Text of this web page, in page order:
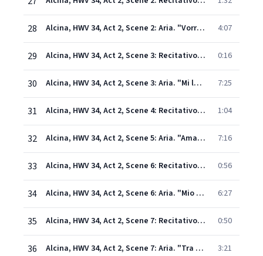
28 Alcina, HWV 34, Act 2, Scene 2: Aria. "Vorrei vendicarmi" (Bradamante) 4:07
29 Alcina, HWV 34, Act 2, Scene 3: Recitativo. "Chi scopre al mio pensiero" (Ruggiero) 0:16
30 Alcina, HWV 34, Act 2, Scene 3: Aria. "Mi lusinga il dolce affetto" (Ruggiero) 7:25
31 Alcina, HWV 34, Act 2, Scene 4: Recitativo. "S'acquieti il rio sospetto" - "E la tua pace" (Morgana, Alcina, Ruggiero) 1:04
32 Alcina, HWV 34, Act 2, Scene 5: Aria. "Ama, sospira" (Morgana) 7:16
33 Alcina, HWV 34, Act 2, Scene 6: Recitativo. "Non scorgo nel tuo viso" (Alcina, Ruggiero) 0:56
34 Alcina, HWV 34, Act 2, Scene 6: Aria. "Mio bel tesoro" (Ruggiero) 6:27
35 Alcina, HWV 34, Act 2, Scene 7: Recitativo. "Regina, io cerco in vano" (Oberto, Alcina) 0:50
36 Alcina, HWV 34, Act 2, Scene 7: Aria. "Tra speme e timore" (Oberto) 3:21